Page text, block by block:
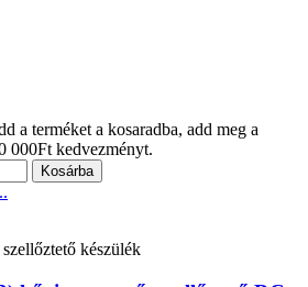
a terméket a kosaradba, add meg a
000Ft kedvezményt.
Kosárba
készülék